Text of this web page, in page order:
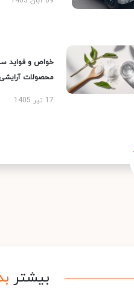
خواص و فواید
محصولات آرایشی
17 تیر 1405
بیشتر